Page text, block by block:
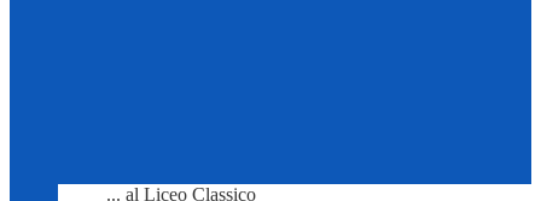
... al Liceo Classico